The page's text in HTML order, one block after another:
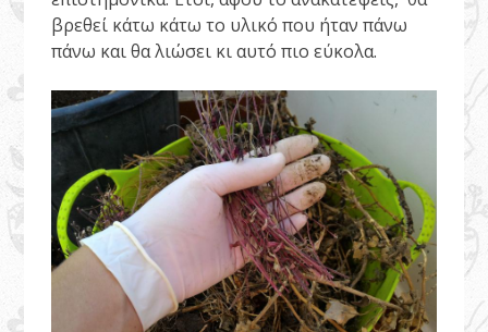
βρεθεί κάτω κάτω το υλικό που ήταν πάνω
πάνω και θα λιώσει κι αυτό πιο εύκολα.